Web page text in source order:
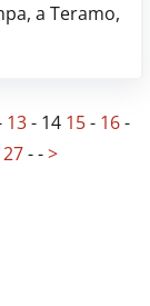
a Teramo,
13- 14 15- 16-
27-->